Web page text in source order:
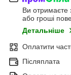
Ви отримаєте
або гроші
Детальніше
Оплатити
Післяплата